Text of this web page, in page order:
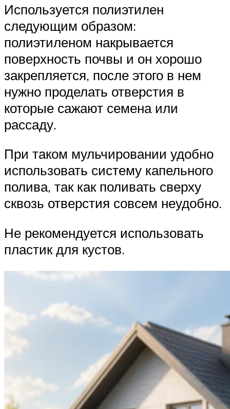
Используется полиэтилен
следующим образом:
полиэтиленом накрывается
поверхность почвы и он хорошо
закрепляется, после этого в нем
нужно проделать отверстия в
которые сажают семена или
рассаду.
При таком мульчировании удобно
использовать систему капельного
полива, так как поливать сверху
сквозь отверстия совсем неудобно.
Не рекомендуется использовать
пластик для кустов.